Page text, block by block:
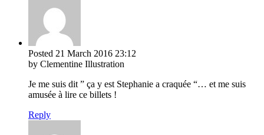
Posted 21 March 2016 23:12
by Clementine Illustration
Je me suis dit ” ça y est Stephanie a craquée “… et me suis
amusée à lire ce billets !
Reply